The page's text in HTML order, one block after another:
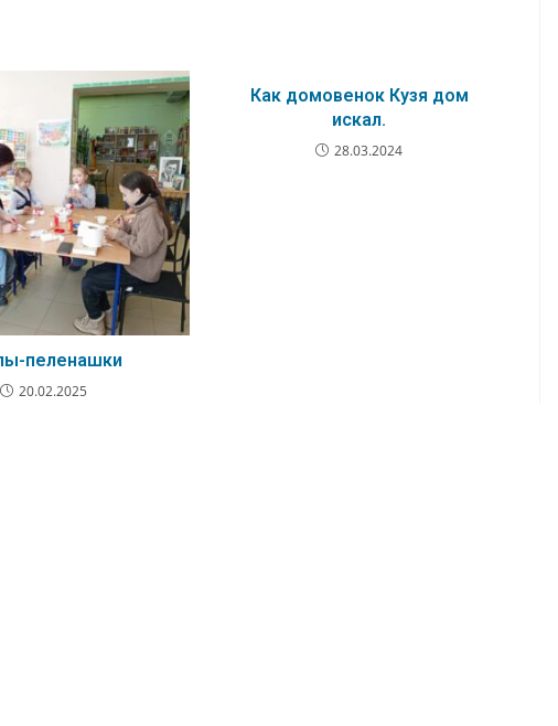
пеленашки
20.02.2025
Как домовенок Кузя дом
искал.
28.03.2024